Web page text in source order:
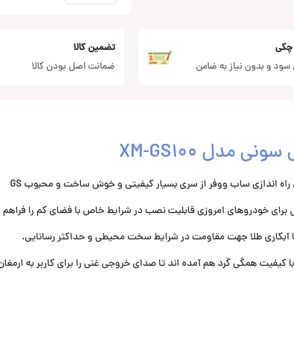
چکی
و بدون نیاز به ضامن
تضمین کالا
ضمانت اصل بودن کالا
خودروهای امروزی قابلیت نصب در شرایط خاص با فضای کم را فراهم
کیفیت همگی گرد هم آمده اند تا صدای خروجی غنی را برای کاربر به